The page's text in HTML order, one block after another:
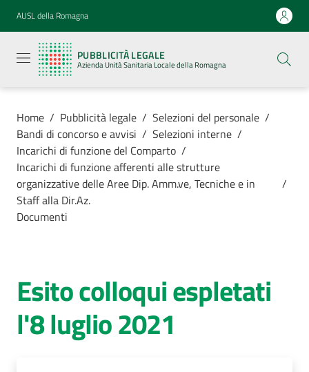
Vai al contenuto
Vai alla navigazione
Vai al footer
AUSL della Romagna
PUBBLICITÀ LEGALE
Azienda Unità Sanitaria Locale della Romagna
legale
Azienda
Unità
Locale della
Azienda
cura
AUSL
Home / Pubblicità legale / Selezioni del personale /
Bandi di concorso e avvisi / Selezioni interne /
Incarichi di funzione del Comparto /
Incarichi di funzione afferenti alle strutture
organizzative delle Aree Dip. Amm.ve, Tecniche e in
Staff alla Dir.Az.
/
Documenti
Esito colloqui espletati
l'8 luglio 2021